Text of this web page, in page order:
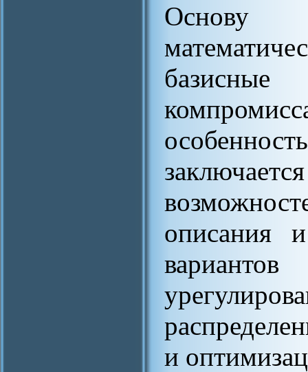
Основу
описания
и